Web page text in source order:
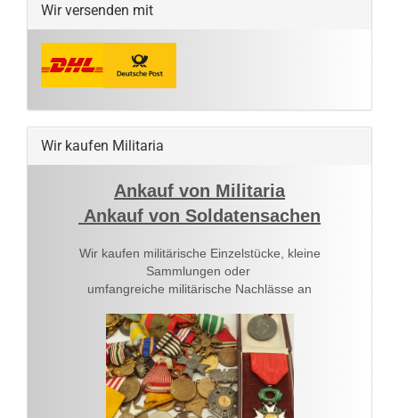
Wir versenden mit
Wir kaufen Militaria
Ankauf von Militaria
Ankauf von Soldatensachen
Wir kaufen militärische Einzelstücke, kleine
Sammlungen oder
umfangreiche militärische Nachlässe an